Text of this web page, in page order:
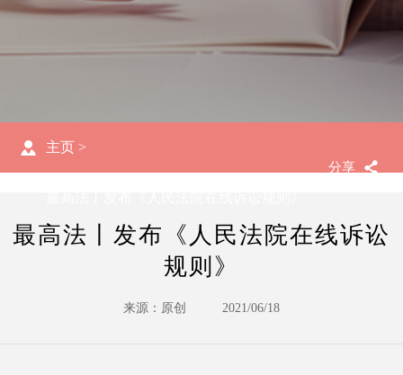
分享
主页 >
最高法丨发布《人民法院在线诉讼
规则》
来源：原创 2021/06/18